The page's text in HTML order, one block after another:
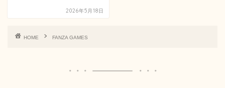
2026年5月18日
HOME FANZA GAMES